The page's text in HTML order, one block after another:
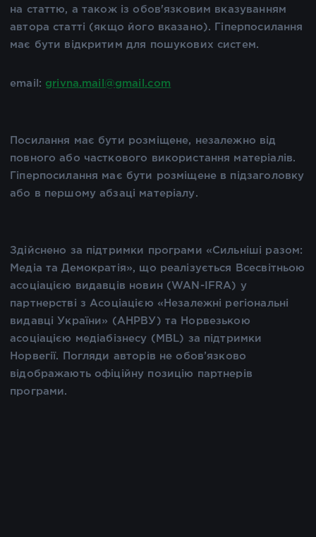
на статтю, а також із обов'язковим вказуванням
автора статті (якщо його вказано). Гіперпосилання
має бути відкритим для пошукових систем.
email: grivna.mail@gmail.com
Посилання має бути розміщене, незалежно від
повного або часткового використання матеріалів.
Гіперпосилання має бути розміщене в підзаголовку
або в першому абзаці матеріалу.
Здійснено за підтримки програми «Сильніші разом:
Медіа та Демократія», що реалізується Всесвітньою
асоціацією видавців новин (WAN-IFRA) у
партнерстві з Асоціацією «Незалежні регіональні
видавці України» (АНРВУ) та Норвезькою
асоціацією медіабізнесу (MBL) за підтримки
Норвегії. Погляди авторів не обов’язково
відображають офіційну позицію партнерів
програми.